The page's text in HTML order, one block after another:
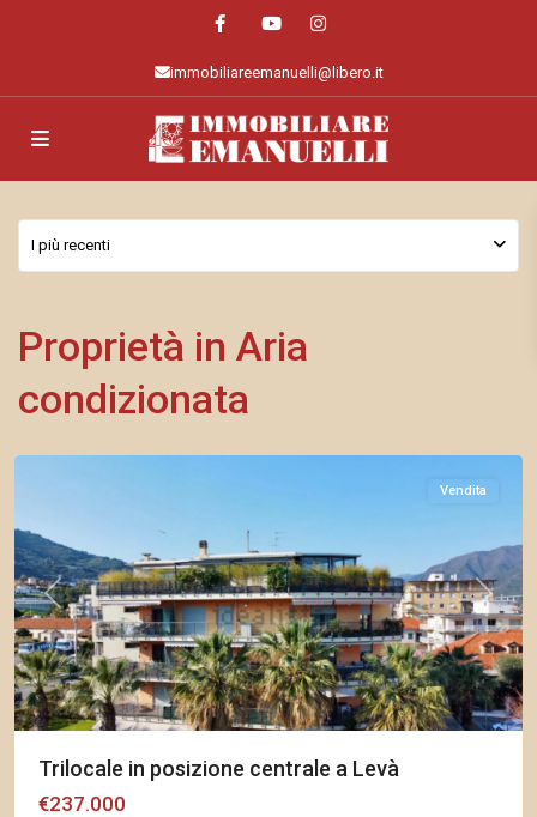
immobiliareemanuelli@libero.it
I più recenti
Proprietà in Aria
condizionata
di
Previous Next
Vendita
Trilocale in posizione centrale a Levà
€237.000